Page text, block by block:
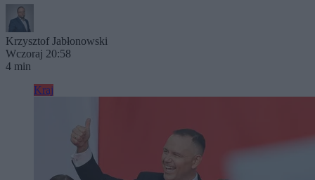
Krzysztof Jabłonowski
Wczoraj 20:58
4 min
Kraj